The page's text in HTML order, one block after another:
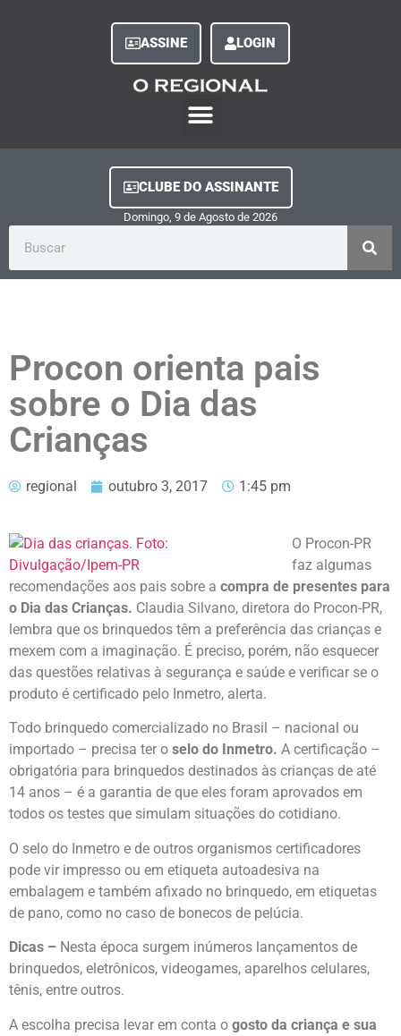
ASSINE LOGIN
CLUBE DO ASSINANTE
Domingo, 9 de Agosto de 2026
Procon orienta pais
sobre o Dia das
Crianças
regional outubro 3, 2017 1:45 pm
O Procon-PR
faz algumas
recomendações aos pais sobre a compra de presentes para
o Dia das Crianças. Claudia Silvano, diretora do Procon-PR,
lembra que os brinquedos têm a preferência das crianças e
mexem com a imaginação. É preciso, porém, não esquecer
das questões relativas à segurança e saúde e verificar se o
produto é certificado pelo Inmetro, alerta.
Todo brinquedo comercializado no Brasil – nacional ou
importado – precisa ter o selo do Inmetro. A certificação –
obrigatória para brinquedos destinados às crianças de até
14 anos – é a garantia de que eles foram aprovados em
todos os testes que simulam situações do cotidiano.
O selo do Inmetro e de outros organismos certificadores
pode vir impresso ou em etiqueta autoadesiva na
embalagem e também afixado no brinquedo, em etiquetas
de pano, como no caso de bonecos de pelúcia.
Dicas – Nesta época surgem inúmeros lançamentos de
brinquedos, eletrônicos, videogames, aparelhos celulares,
tênis, entre outros.
A escolha precisa levar em conta o gosto da criança e sua